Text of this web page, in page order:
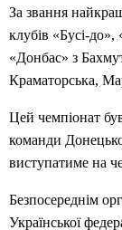
За звання
клубів «Бусі-
«Донбас» з
Краматорська,
Цей чемпіонат
команди
виступатиме на
Безпосереднім
Української